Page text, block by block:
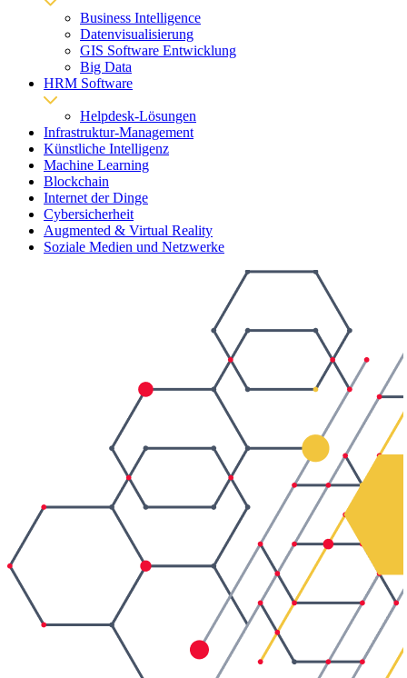
Business Intelligence
Datenvisualisierung
GIS Software Entwicklung
Big Data
HRM Software
Helpdesk-Lösungen
Infrastruktur-Management
Künstliche Intelligenz
Machine Learning
Blockchain
Internet der Dinge
Cybersicherheit
Augmented & Virtual Reality
Soziale Medien und Netzwerke